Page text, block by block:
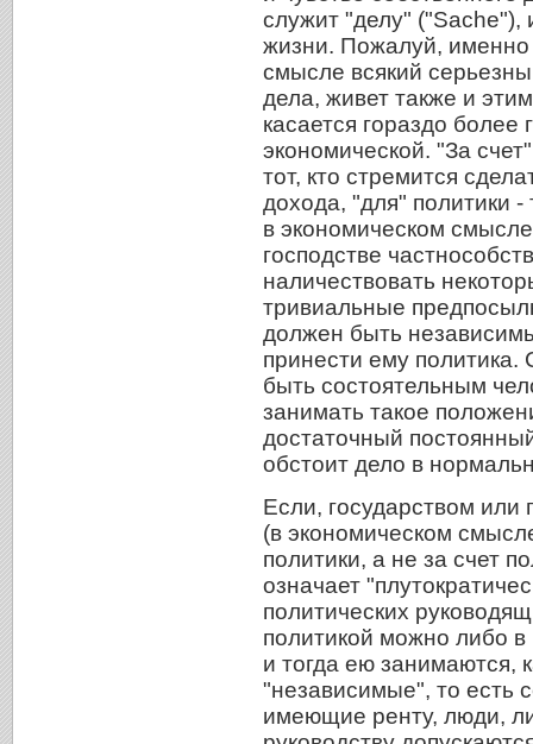
служит "делу"
жизни. Пожалуй, именно
смысле всякий
дела, живет также и
касается гораздо более
экономической. "За
тот, кто стремится
дохода, "для" политики -
в экономическом
господстве
наличествовать
тривиальные
должен быть
принести ему
быть состоятельным
занимать такое
достаточный
обстоит дело в
Если, государством или
(в экономическом
политики, а не за счет
означает
политических
политикой можно либо в
и тогда ею занимаются,
"независимые", то есть
имеющие ренту, люди,